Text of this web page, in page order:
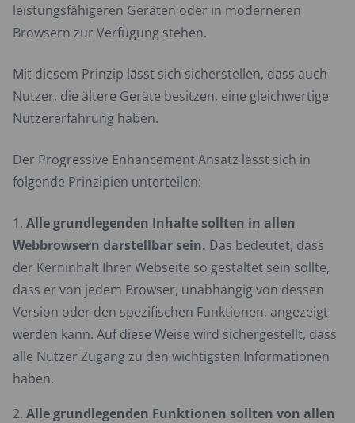
leistungsfähigeren Geräten oder in moderneren
Browsern zur Verfügung stehen.
Mit diesem Prinzip lässt sich sicherstellen, dass auch
Nutzer, die ältere Geräte besitzen, eine gleichwertige
Nutzererfahrung haben.
Der Progressive Enhancement Ansatz lässt sich in
folgende Prinzipien unterteilen:
Alle grundlegenden Inhalte sollten in allen
Webbrowsern darstellbar sein. Das bedeutet, dass
der Kerninhalt Ihrer Webseite so gestaltet sein sollte,
dass er von jedem Browser, unabhängig von dessen
Version oder den spezifischen Funktionen, angezeigt
werden kann. Auf diese Weise wird sichergestellt, dass
alle Nutzer Zugang zu den wichtigsten Informationen
haben.
Alle grundlegenden Funktionen sollten von allen